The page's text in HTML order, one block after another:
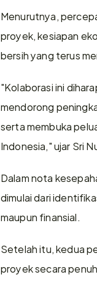
Menurutnya,
proyek, kesiapan
bersih yang terus
"Kolaborasi ini
mendorong
serta membuka
Indonesia," ujar Sri
Dalam nota
dimulai dari
maupun finansial.
Setelah itu, kedua
proyek secara